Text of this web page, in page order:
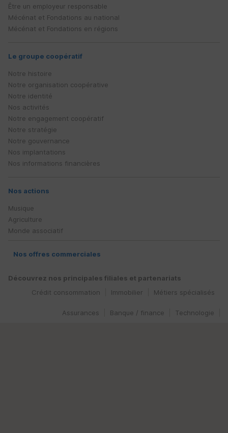
Être un employeur responsable
Mécénat et Fondations au national
Mécénat et Fondations en régions
Le groupe coopératif
Notre histoire
Notre organisation coopérative
Notre identité
Nos activités
Notre engagement coopératif
Notre stratégie
Notre gouvernance
Nos implantations
Nos informations financières
Nos actions
Musique
Agriculture
Monde associatif
Nos offres commerciales
Découvrez nos principales filiales et partenariats
Métiers spécialisés
Immobilier
Crédit consommation
Technologie
Banque / finance
Assurances